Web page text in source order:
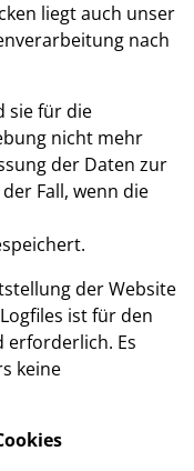
liegt auch unser
nach
sie für die
nicht mehr
der Daten zur
Fall, wenn die
der Website
ist für den
erforderlich. Es
keine